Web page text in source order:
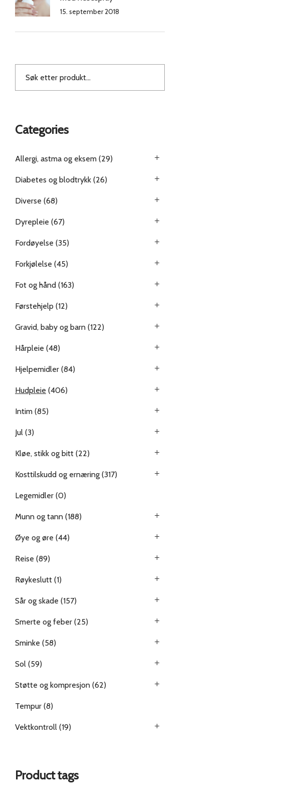
15. september 2018
Categories
Allergi, astma og eksem (29)
Diabetes og blodtrykk (26)
Diverse (68)
Dyrepleie (67)
Fordøyelse (35)
Forkjølelse (45)
Fot og hånd (163)
Førstehjelp (12)
Gravid, baby og barn (122)
Hårpleie (48)
Hjelpemidler (84)
Hudpleie (406)
Intim (85)
Jul (3)
Kløe, stikk og bitt (22)
Kosttilskudd og ernæring (317)
Legemidler (0)
Munn og tann (188)
Øye og øre (44)
Reise (89)
Røykeslutt (1)
Sår og skade (157)
Smerte og feber (25)
Sminke (58)
Sol (59)
Støtte og kompresjon (62)
Tempur (8)
Vektkontroll (19)
Product tags